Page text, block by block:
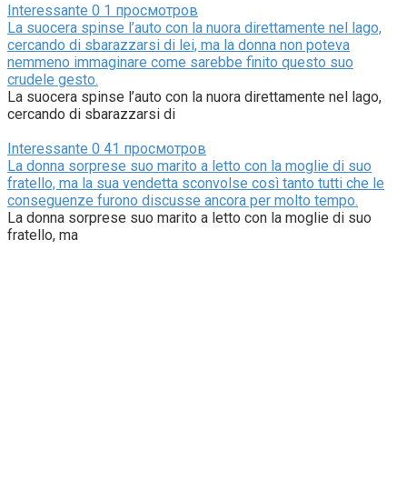
Interessante 0 1 просмотров
La suocera spinse l’auto con la nuora direttamente nel lago,
cercando di sbarazzarsi di lei, ma la donna non poteva
nemmeno immaginare come sarebbe finito questo suo
crudele gesto.
La suocera spinse l’auto con la nuora direttamente nel lago,
cercando di sbarazzarsi di
Interessante 0 41 просмотров
La donna sorprese suo marito a letto con la moglie di suo
fratello, ma la sua vendetta sconvolse così tanto tutti che le
conseguenze furono discusse ancora per molto tempo.
La donna sorprese suo marito a letto con la moglie di suo
fratello, ma